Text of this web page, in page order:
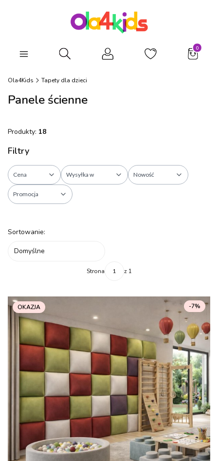
Otwórz wyszukiwarkę
Ola4Kids Tapety dla dzieci
Panele ścienne
Produkty: 18
Filtry
Cena Wysyłka w Nowość
Promocja
Lista produktów
Sortowanie:
Domyślne
Strona z 1
OKAZJA -7%